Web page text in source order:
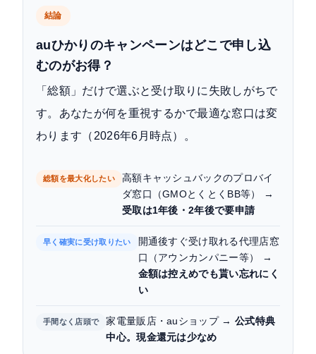
自分に合う窓口の選び方【判断フロー】
まとめ
結論
auひかりのキャンペーンはどこで申し込
むのがお得？
「総額」だけで選ぶと受け取りに失敗しがちで
す。あなたが何を重視するかで最適な窓口は変
わります（2026年6月時点）。
総額を最大化したい
高額キャッシュバックのプロバイ
ダ窓口（GMOとくとくBB等） →
受取は1年後・2年後で要申請
早く確実に受け取りたい
開通後すぐ受け取れる代理店窓
口（アウンカンパニー等） →
金額は控えめでも貰い忘れにく
い
手間なく店頭で 家電量販店・auショップ →公式特典
中心。現金還元は少なめ